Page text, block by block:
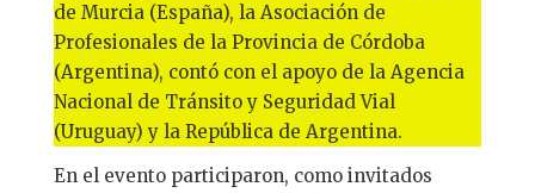
de Murcia (España), la Asociación de
Profesionales de la Provincia de Córdoba
(Argentina), contó con el apoyo de la Agencia
Nacional de Tránsito y Seguridad Vial
(Uruguay) y la República de Argentina.
En el evento participaron, como invitados